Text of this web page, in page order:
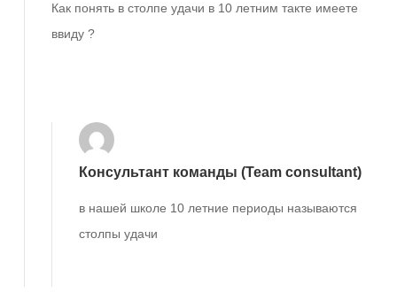
Как понять в столпе удачи в 10 летним такте имеете
ввиду ?
Консультант команды (Team consultant)
в нашей школе 10 летние периоды называются
столпы удачи